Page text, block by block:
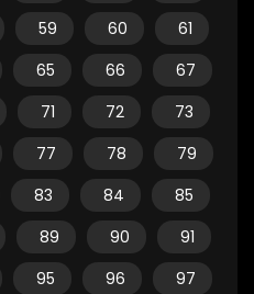
59 60
61
65 66
67
71 72
73
77 78
79
83 84
85
89 90
91
95 96
97